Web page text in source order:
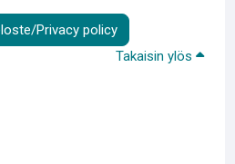
Privacy policy
Takaisin ylös